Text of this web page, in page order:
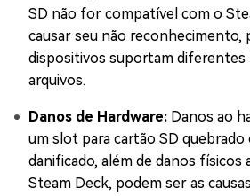
SD não for compatível com o
causar seu não reconhecimento,
dispositivos suportam diferentes
arquivos.
Danos de Hardware: Danos ao
um slot para cartão SD
danificado, além de danos físicos
Steam Deck, podem ser as